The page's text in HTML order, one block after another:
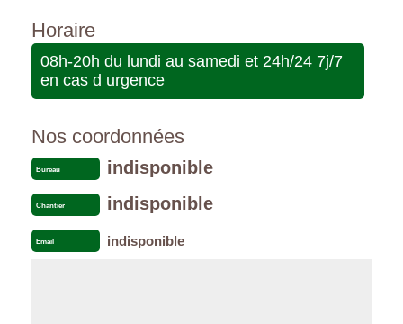
Horaire
08h-20h du lundi au samedi et 24h/24 7j/7
en cas d urgence
Nos coordonnées
Bureau indisponible
Chantier indisponible
Email indisponible